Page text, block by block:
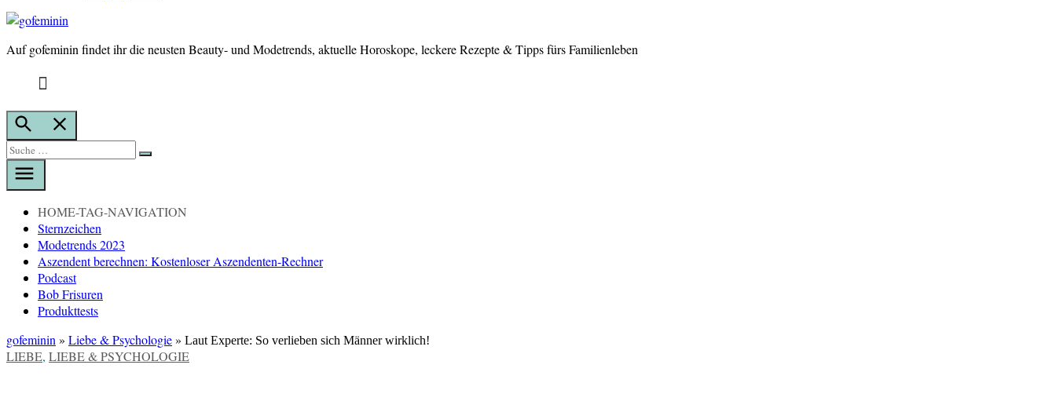
gofeminin
Auf gofeminin findet ihr die neusten Beauty- und Modetrends, aktuelle Horoskope, leckere Rezepte & Tipps fürs Familienleben
Suche
öffnen
Suche
nach:
Suche
HOME-TAG-NAVIGATION
Sternzeichen
Modetrends 2023
Aszendent berechnen: Kostenloser Aszendenten-Rechner
Podcast
Bob Frisuren
Produkttests
gofeminin » Liebe & Psychologie» Laut Experte: So verlieben sich Männer wirklich!
VERÖFFENTLICHT
LIEBE, LIEBE & PSYCHOLOGIE